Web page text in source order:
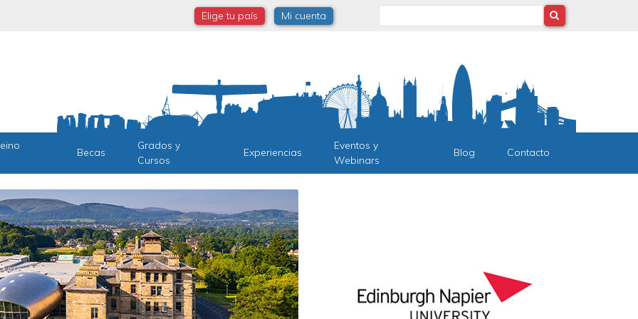
Elige tu país Mi cuenta
Becas
Grados y
Cursos
Experiencias
Eventos y
Webinars
Blog Contacto